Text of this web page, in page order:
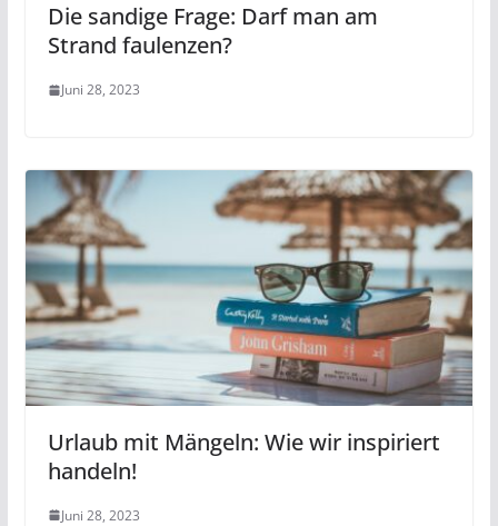
Die sandige Frage: Darf man am
Strand faulenzen?
Juni 28, 2023
Urlaub mit Mängeln: Wie wir inspiriert
handeln!
Juni 28, 2023